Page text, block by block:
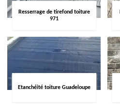
Resserrage de tirefond toiture
971
Etanchéité toiture Guadeloupe